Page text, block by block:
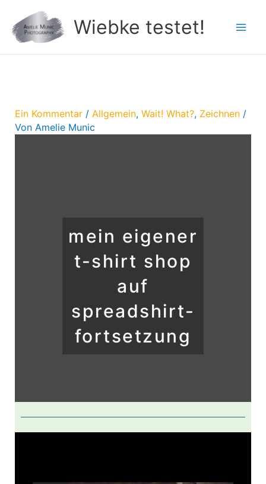
Inhalt
springen
Wiebke testet!
Ein Kommentar / Allgemein, Wait! What?, Zeichnen/
Von Amelie Munic
mein eigener
t-shirt shop
auf
spreadshirt-
fortsetzung